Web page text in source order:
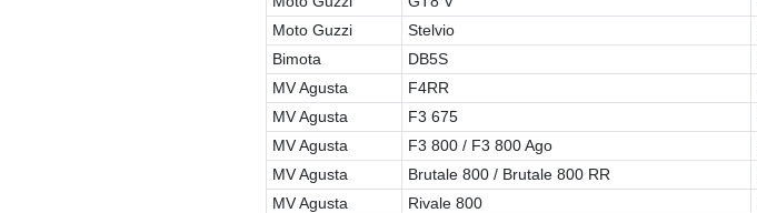
Moto Guzzi
Stelvio
Bimota
DB5S
MV Agusta
F4RR
MV Agusta
F3 675
MV Agusta
F3 800 / F3 800 Ago
MV Agusta
Brutale 800 / Brutale 800 RR
MV Agusta
Rivale 800